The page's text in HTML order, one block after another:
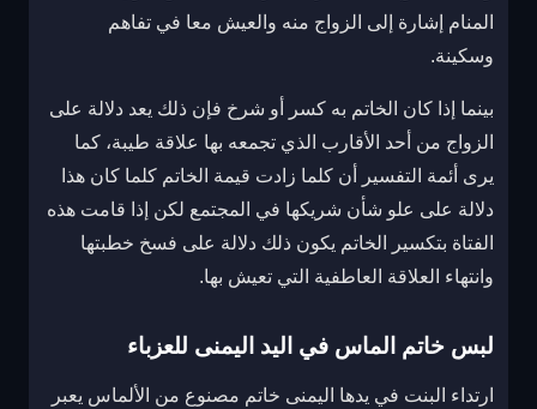
المنام إشارة إلى الزواج منه والعيش معا في تفاهم
وسكينة.
بينما إذا كان الخاتم به كسر أو شرخ فإن ذلك يعد دلالة على
الزواج من أحد الأقارب الذي تجمعه بها علاقة طيبة، كما
يرى أئمة التفسير أن كلما زادت قيمة الخاتم كلما كان هذا
دلالة على علو شأن شريكها في المجتمع لكن إذا قامت هذه
الفتاة بتكسير الخاتم يكون ذلك دلالة على فسخ خطبتها
وانتهاء العلاقة العاطفية التي تعيش بها.
لبس خاتم الماس في اليد اليمنى للعزباء
ارتداء البنت في يدها اليمنى خاتم مصنوع من الألماس يعبر